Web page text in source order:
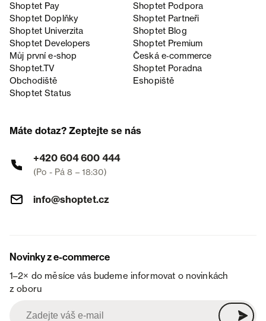
Shoptet Pay
Shoptet Podpora
Shoptet Doplňky
Shoptet Partneři
Shoptet Univerzita
Shoptet Blog
Shoptet Developers
Shoptet Premium
Můj první e-shop
Česká e‑commerce
Shoptet.TV
Shoptet Poradna
Obchodiště
Eshopiště
Shoptet Status
Máte dotaz? Zeptejte se nás
+420 604 600 444
(Po - Pá 8 – 18:30)
info@shoptet.cz
Novinky z e-commerce
1–2× do měsíce vás budeme informovat o novinkách
z oboru